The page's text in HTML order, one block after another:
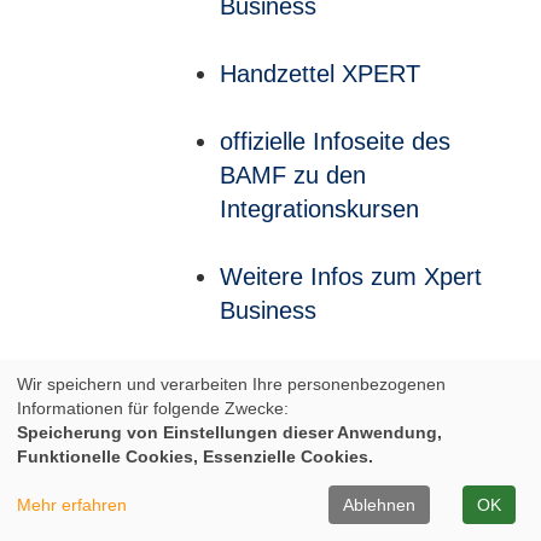
Business
Handzettel XPERT
offizielle Infoseite des
BAMF zu den
Integrationskursen
Weitere Infos zum Xpert
Business
Weitere Infos zum Xpert
Business
Infos zum Europäischen
Computer-Pass XPERT
Wir speichern und verarbeiten Ihre personenbezogenen
Informationen für folgende Zwecke:
Speicherung von Einstellungen dieser Anwendung,
Funktionelle Cookies, Essenzielle Cookies.
Mehr erfahren Ablehnen OK